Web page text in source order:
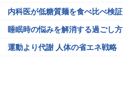
内科医が低糖質麺を食べ比べ検証
睡眠時の悩みを解消する過ごし方
運動より代謝 人体の省エネ戦略